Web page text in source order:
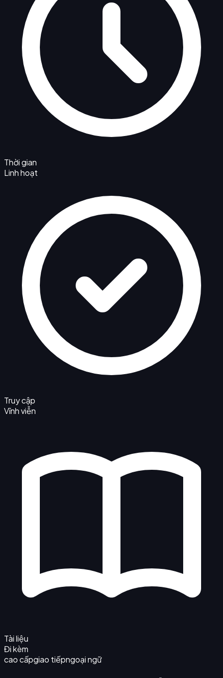
Thời gian
Linh hoạt
Truy cập
Vĩnh viễn
Tài liệu
Đi kèm
cao cấpgiao tiếpngoại ngữ